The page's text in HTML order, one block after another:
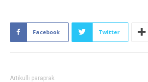
Facebook Twitter
Artikulli paraprak